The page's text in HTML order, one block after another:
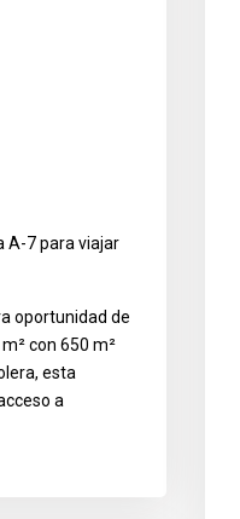
A-7 para viajar
oportunidad de
con 650 m²
esta
a